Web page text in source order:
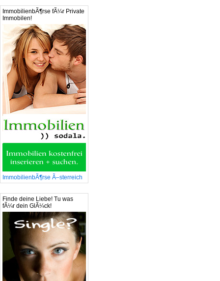
ImmobilienbÃ¶rse fÃ¼r Private
Immobilen!
ImmobilienbÃ¶rse Ã–sterreich
Finde deine Liebe! Tu was
fÃ¼r dein GlÃ¼ck!